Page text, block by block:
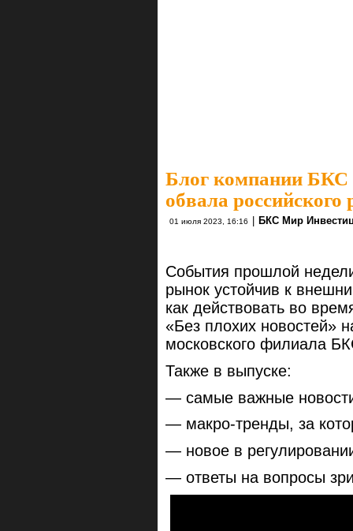
Блог компании БКС
обвала
01 июля 2023, 16:16 БКС Мир
События прошлой
рынок устойчив к
как действовать во
«Без плохих новостей»
московского филиала
Также в выпуске:
— самые важные
— макро-тренды, за
— новое в
— ответы на вопросы